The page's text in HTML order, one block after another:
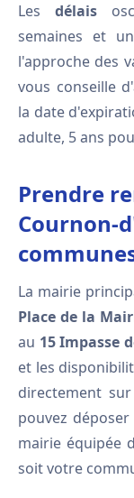
Les délais
semaines et
l'approche des
vous conseille
la date
adulte, 5 ans
Prendre
Cournon-
La mairie
Place de la
au 15 Impasse
et les
directement
pouvez
mairie équipée
soit votre